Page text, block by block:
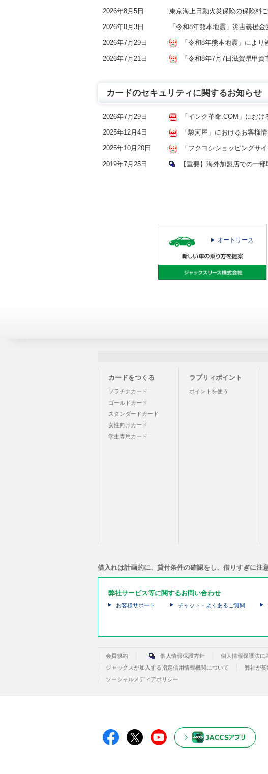
2026年8月5日 東京海上日動火災保険の保険料
2026年8月3日 「令和8年熊本地震」災害義援
2026年7月29日 「令和8年熊本地震」によ
2026年7月21日 「令和8年7月7日滋賀県甲
カードのセキュリティに関するお知らせ
2026年7月29日 「インク革命.COM」にお
2025年12月4日 「駿河屋」におけるお客様
2025年10月20日 「フクヨシショッピングサ
2019年7月25日 【重要】海外加盟店での一
オートリース
カードをつくる
プラチナカード
ゴールドカード
スタンダードカード
女性向けカード
学生専用カード
ラブリィポイント
ポイントを使う
借入れは計画的に、貸付条件の確認をし、借りすぎに注
弊社サービス等に関するお問い合わせ
お客様サポート チャット・よくあるご質問
会員規約 個人情報保護方針 個人情報保護法に
ジャックスが加入する指定信用情報機関について
弊社が
ソーシャルメディアポリシー